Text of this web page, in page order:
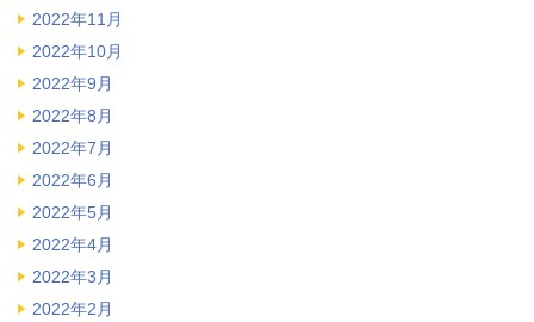
2022年11月
2022年10月
2022年9月
2022年8月
2022年7月
2022年6月
2022年5月
2022年4月
2022年3月
2022年2月